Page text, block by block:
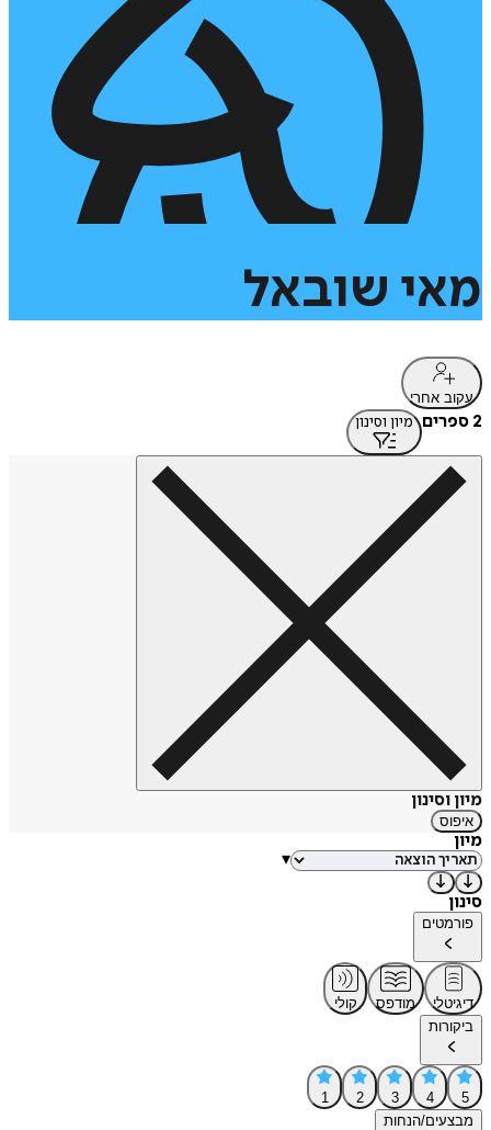
מאי שובאל
עקוב אחרי
2 ספרים מיון וסינון
מיון וסינון
איפוס
מיון
▾
סינון
פורמטים
דיגיטלי מודפס
קולי
ביקורות
5
4
3
2
1
מבצעים/הנחות